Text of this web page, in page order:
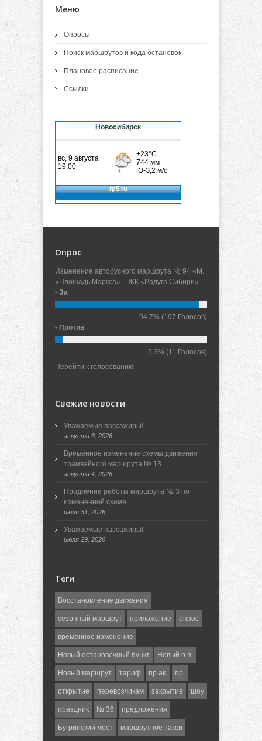
Меню
Опросы
Поиск маршрутов и кода остановок
Плановое расписание
Ссылки
Новосибирск
Опрос
Изменение автобусного маршрута № 94 «М.
«Площадь Маркса» – ЖК «Радуга Сибири»
- За
94.7% (197 Голосов)
- Против
5.3% (11 Голосов)
Перейти к голосованию
Свежие новости
Уважаемые пассажиры!
августа 6, 2026
Временное изменение схемы движения
трамвайного маршрута № 13
августа 4, 2026
Продление работы маршрута № 3 по
измененной схеме
июля 31, 2026
Уважаемые пассажиры!
июля 29, 2026
Теги
Восстановление движения
сезонный маршрут приложение опрос
временное изменение
Новый остановочный пункт Новый о.п.
Новый маршрут тариф пр.ак. пр.
открытие перевозчикам закрытие шоу
праздник № 36 предложения
Бугринский мост маршрутное такси